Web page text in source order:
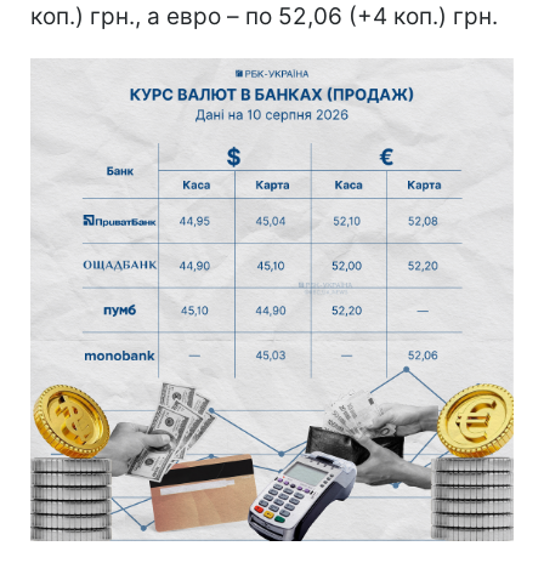
коп.) грн., а евро – по 52,06 (+4 коп.) грн.